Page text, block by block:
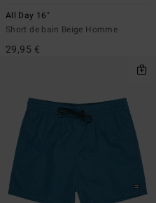
All Day 16"
Short de bain Beige Homme
29,95 €